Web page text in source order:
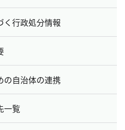
く行政処分情報
の自治体の連携
一覧